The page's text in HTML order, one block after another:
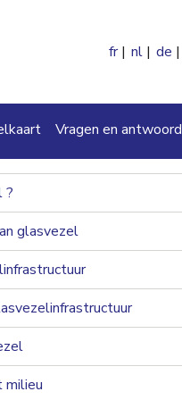
fr nl de
Vragen en
level
?
glasvezel
milieu